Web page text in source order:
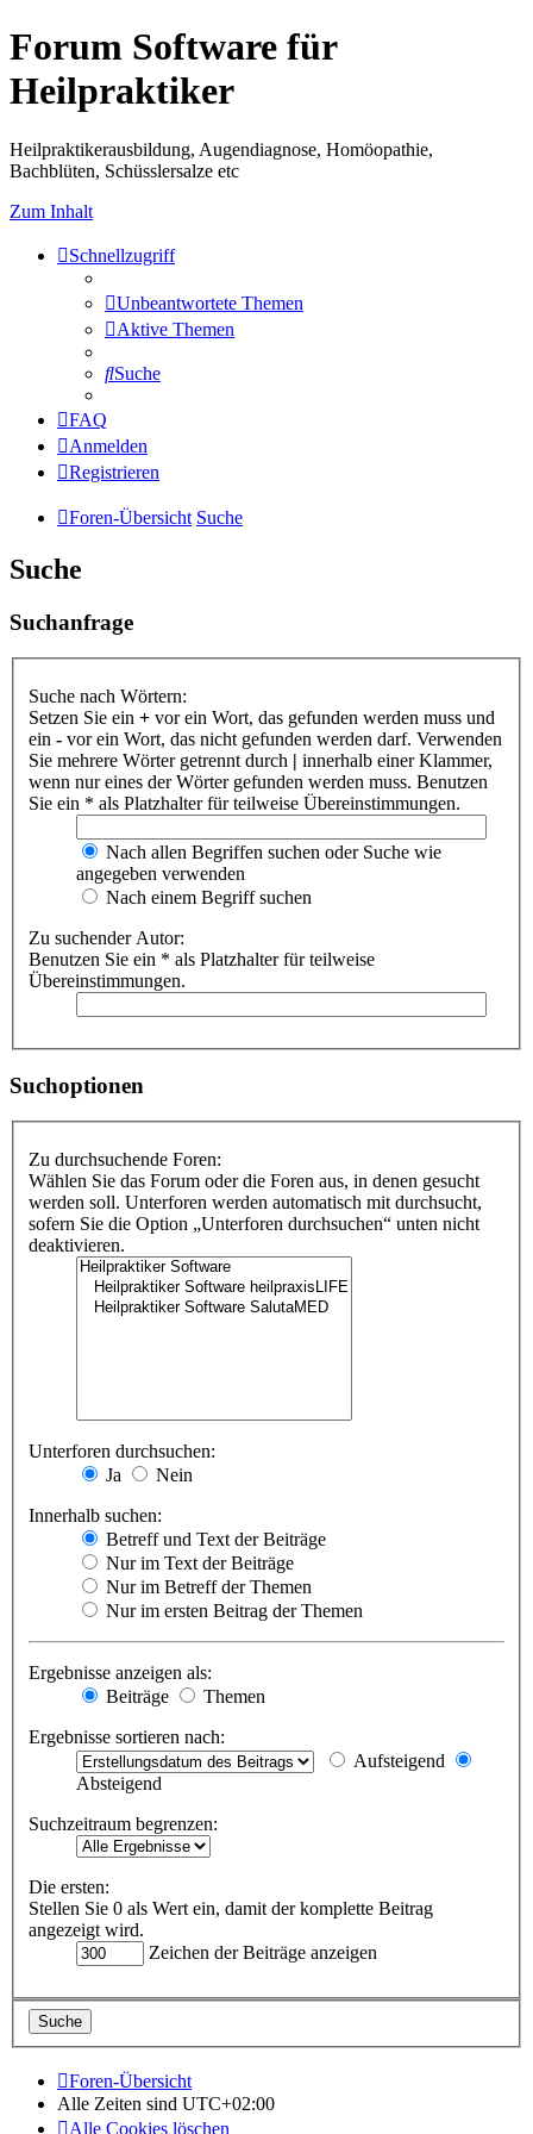
Forum Software für
Heilpraktiker
Heilpraktikerausbildung, Augendiagnose, Homöopathie,
Bachblüten, Schüsslersalze etc
Zum Inhalt
Schnellzugriff
Unbeantwortete Themen
Aktive Themen
Suche
FAQ
Anmelden
Registrieren
Foren-Übersicht Suche
Suche
Suchanfrage
Suche nach Wörtern:
Setzen Sie ein + vor ein Wort, das gefunden werden muss und
ein - vor ein Wort, das nicht gefunden werden darf. Verwenden
Sie mehrere Wörter getrennt durch | innerhalb einer Klammer,
wenn nur eines der Wörter gefunden werden muss. Benutzen
Sie ein * als Platzhalter für teilweise Übereinstimmungen.
Nach allen Begriffen suchen oder Suche wie
angegeben verwenden
Nach einem Begriff suchen
Zu suchender Autor:
Benutzen Sie ein * als Platzhalter für teilweise
Übereinstimmungen.
Suchoptionen
Zu durchsuchende Foren:
Wählen Sie das Forum oder die Foren aus, in denen gesucht
werden soll. Unterforen werden automatisch mit durchsucht,
sofern Sie die Option „Unterforen durchsuchen“ unten nicht
deaktivieren.
Unterforen durchsuchen:
Ja
Nein
Innerhalb suchen:
Betreff und Text der Beiträge
Nur im Text der Beiträge
Nur im Betreff der Themen
Nur im ersten Beitrag der Themen
Ergebnisse anzeigen als:
Beiträge
Themen
Ergebnisse sortieren nach:
Aufsteigend
Absteigend
Suchzeitraum begrenzen:
Die ersten:
Stellen Sie 0 als Wert ein, damit der komplette Beitrag
angezeigt wird.
Zeichen der Beiträge anzeigen
Foren-Übersicht
Alle Zeiten sind UTC+02:00
Alle Cookies löschen